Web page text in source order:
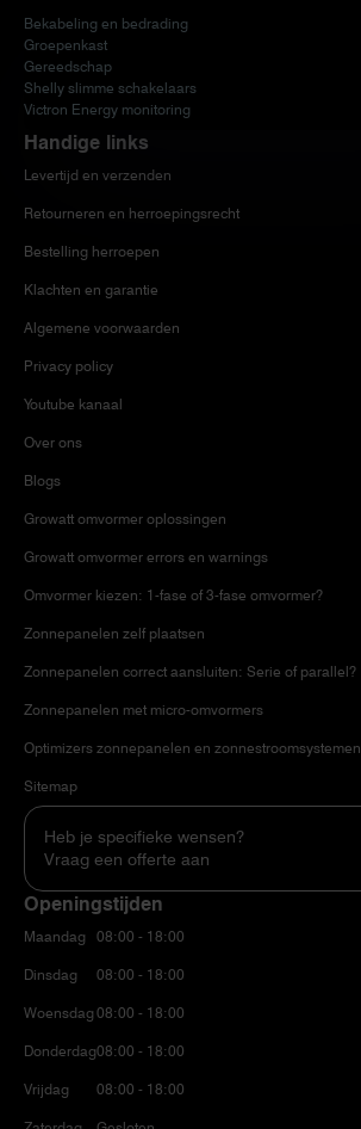
Bekabeling en bedrading
Groepenkast
Gereedschap
Shelly slimme schakelaars
Victron Energy monitoring
Handige links
Levertijd en verzenden
Retourneren en herroepingsrecht
Bestelling herroepen
Klachten en garantie
Algemene voorwaarden
Privacy policy
Youtube kanaal
Over ons
Blogs
Growatt omvormer oplossingen
Growatt omvormer errors en warnings
Omvormer kiezen: 1-fase of 3-fase omvormer?
Zonnepanelen zelf plaatsen
Zonnepanelen correct aansluiten: Serie of parallel?
Zonnepanelen met micro-omvormers
Optimizers zonnepanelen en zonnestroomsystemen
Sitemap
Heb je specifieke wensen?
Vraag een offerte aan
Openingstijden
Maandag
Dinsdag
Woensdag
Donderdag
Vrijdag
08:00 - 18:00
08:00 - 18:00
08:00 - 18:00
08:00 - 18:00
08:00 - 18:00